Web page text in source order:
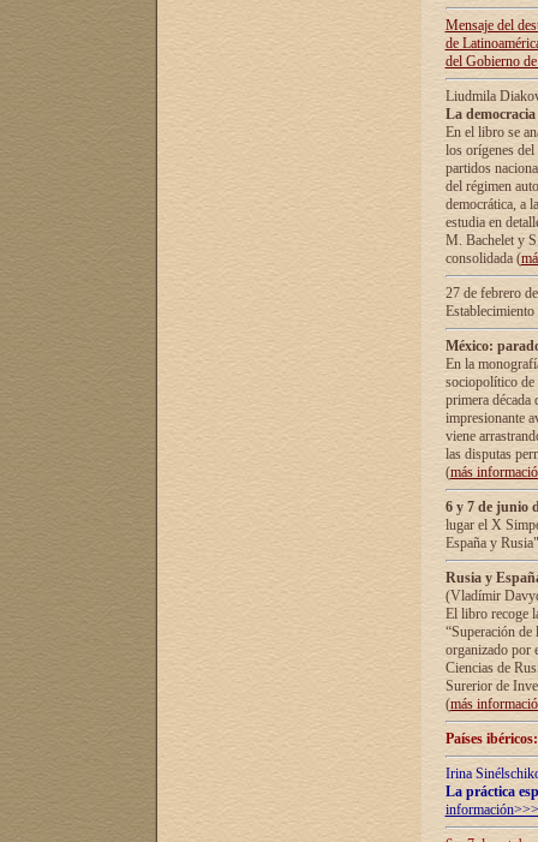
Mensaje del
de
del Gobierno
Liudmila
La
En el libro se
los orígenes
partidos
del régimen
democrática, а
estudia en
М. Bachelet у
consolidada (
27 de febrero
México:
En la
sociopolítico de
primera década
impresionante
viene
las disputas
(más
6 y 7 de junio
lugar el X
España y
Rusia y
(Vladímir
El libro recoge
“Superación
organizado por
Ciencias de
Surerior de
(más
Países
Irina
La práctica
información>>>